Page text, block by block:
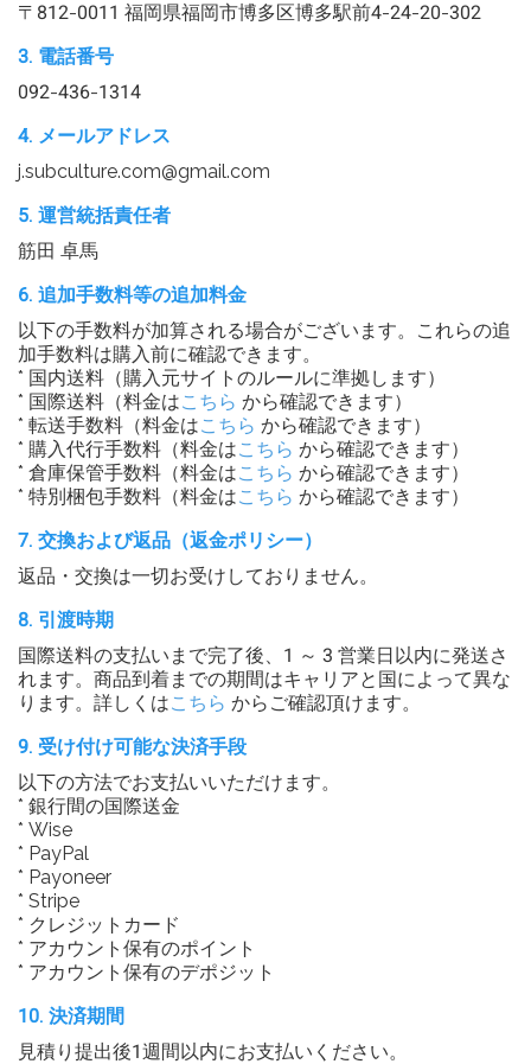
〒812-0011 福岡県福岡市博多区博多駅前4-24-20-302
3. 電話番号
092-436-1314
4. メールアドレス
j.subculture.com@gmail.com
5. 運営統括責任者
筋田 卓馬
6. 追加手数料等の追加料金
以下の手数料が加算される場合がございます。これらの追
加手数料は購入前に確認できます。
* 国内送料（購入元サイトのルールに準拠します）
* 国際送料（料金はこちら から確認できます）
* 転送手数料（料金はこちら から確認できます）
* 購入代行手数料（料金はこちら から確認できます）
* 倉庫保管手数料（料金はこちら から確認できます）
* 特別梱包手数料（料金はこちら から確認できます）
7. 交換および返品（返金ポリシー）
返品・交換は一切お受けしておりません。
8. 引渡時期
国際送料の支払いまで完了後、1 ～ 3 営業日以内に発送さ
れます。商品到着までの期間はキャリアと国によって異な
ります。詳しくはこちら からご確認頂けます。
9. 受け付け可能な決済手段
以下の方法でお支払いいただけます。
* 銀行間の国際送金
* Wise
* PayPal
* Payoneer
* Stripe
* クレジットカード
* アカウント保有のポイント
* アカウント保有のデポジット
10. 決済期間
見積り提出後1週間以内にお支払いください。